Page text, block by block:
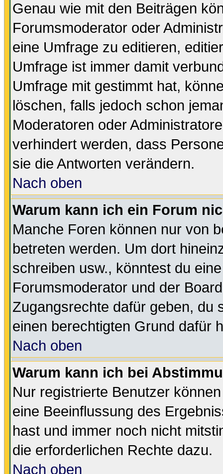
Genau wie mit den Beiträgen
Forumsmoderator oder
eine Umfrage zu editieren,
Umfrage ist immer damit
Umfrage mit gestimmt hat,
löschen, falls jedoch schon
Moderatoren oder
verhindert werden, dass
sie die Antworten verändern.
Nach oben
Warum kann ich ein Forum
Manche Foren können nur von
betreten werden. Um dort
schreiben usw., könntest du
Forumsmoderator und der
Zugangsrechte dafür geben, du
einen berechtigten Grund dafür
Nach oben
Warum kann ich bei
Nur registrierte Benutzer
eine Beeinflussung des
hast und immer noch nicht
die erforderlichen Rechte dazu.
Nach oben